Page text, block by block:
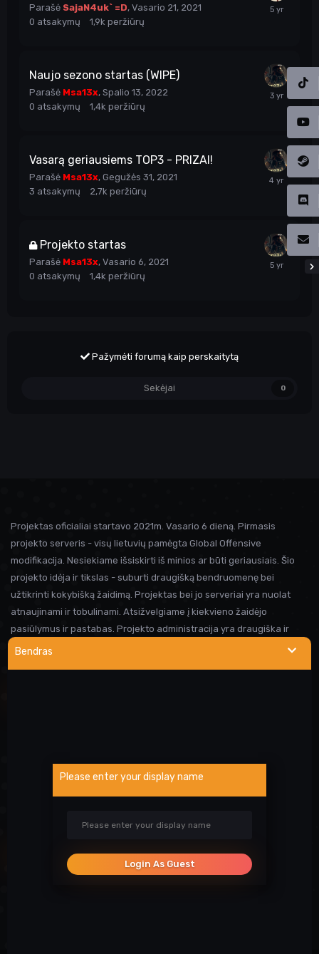
Parašė SajaN4uk` =D, Vasario 21, 2021
0 atsakymų 1,9k peržiūrų
Naujo sezono startas (WIPE)
Parašė Msa13x, Spalio 13, 2022
0 atsakymų 1,4k peržiūrų
Vasarą geriausiems TOP3 - PRIZAI!
Parašė Msa13x, Gegužės 31, 2021
3 atsakymų 2,7k peržiūrų
Projekto startas
Parašė Msa13x, Vasario 6, 2021
0 atsakymų 1,4k peržiūrų
Pažymėti forumą kaip perskaitytą
Sekėjai 0
Bendras
Please enter your display name
Login As Guest
Projektas oficialiai startavo 2021m. Vasario 6 dieną. Pirmasis
projekto serveris - visų lietuvių pamėgta Global Offensive
modifikacija. Nesiekiame išsiskirti iš minios ar būti geriausiais. Šio
projekto idėja ir tikslas - suburti draugišką bendruomenę bei
užtikrinti kokybišką žaidimą. Projektas bei jo serveriai yra nuolat
atnaujinami ir tobulinami. Atsižvelgiame į kiekvieno žaidėjo
pasiūlymus ir pastabas. Projekto administracija yra draugiška ir
visada linkusi padėti prireikus pagalbos. Iki susitikimo serveryje!
Atsiblokavimo anketa
SOCIALINIAI TINKLAI